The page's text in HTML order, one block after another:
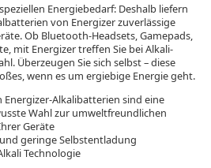
Energiebedarf: Deshalb liefern
von Energizer zuverlässige
Ob Bluetooth-Headsets, Gamepads,
mit Energizer treffen Sie bei Alkali-
Überzeugen Sie sich selbst – diese
wenn es um ergiebige Energie geht.
Energizer-Alkalibatterien sind eine
Wahl zur umweltfreundlichen
Geräte
geringe Selbstentladung
Technologie